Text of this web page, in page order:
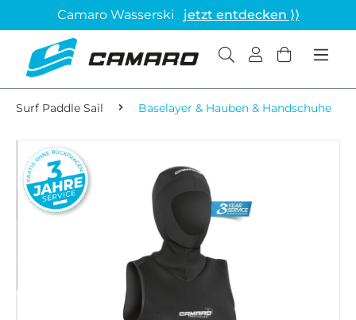
Camaro Wasserski jetzt entdecken ⟩⟩
Surf Paddle Sail Baselayer & Hauben & Handschuhe